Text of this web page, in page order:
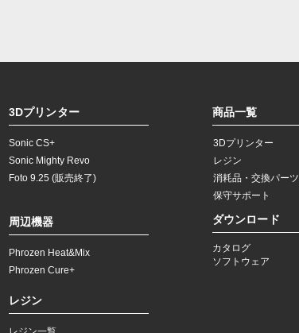
3Dプリンター
Sonic CS+
Sonic Mighty Revo
Foto 9.25 (販売終了)
レジン
商品一覧
3Dプリンター
レジン
​消耗品・交換パーツ
​保守サポート
ダウンロード
カタログ
ソフトウェア
周辺機器
Phrozen Heat&Mix
Phrozen Cure+